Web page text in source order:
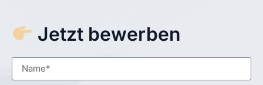
Jetzt bewerben